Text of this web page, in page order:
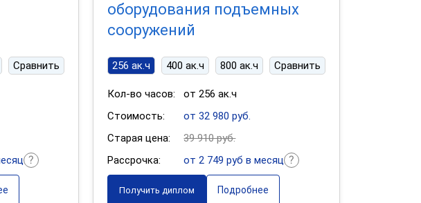
Сравнить
оборудования подъемных
сооружений
256 ак.ч 400 ак.ч 800 ак.ч Сравнить
Кол-во часов:
от 256 ак.ч
Стоимость:
от 32 980 руб.
Старая цена:
39 910 руб.
Рассрочка:
от 2 749 руб в месяц
Получить диплом Подробнее